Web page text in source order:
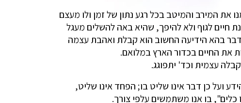
את המירב והמיטב בכל רגע נתון של זמן ולו מעצם
חיים לגוף ולא להיפך, שהיא באה להשלים מעגל
בהא הידיעה החשוב הוא קבלת ואהבת עצמה
את החיים בכדור הארץ במלואם.
עצמית וכד' יתפוגג.
ועל כן דבר אינו שליט בו; הפחד אינו שליט,
בו אנו משתמשים עלפי צורך.